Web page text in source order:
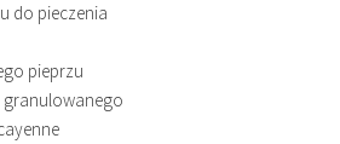
do pieczenia
pieprzu
granulowanego